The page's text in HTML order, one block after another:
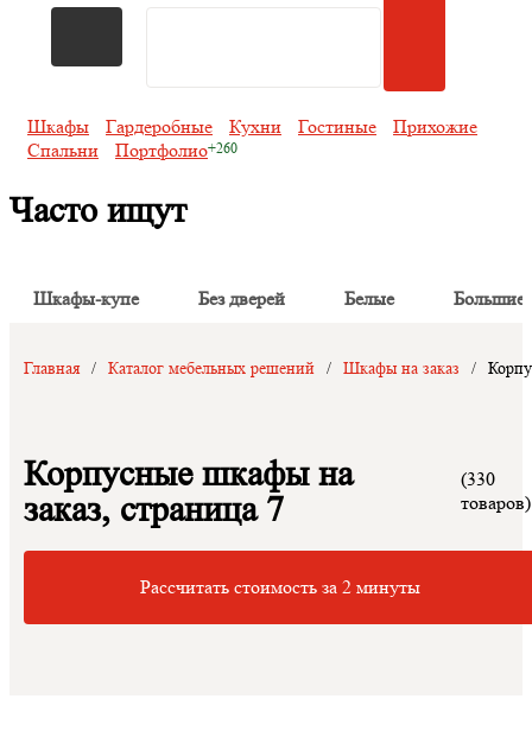
Шкафы Гардеробные Кухни Гостиные
Прихожие
Спальни
Портфолио
Часто ищут
Шкафы-купе Без дверей Белые Большие
Главная / Каталог мебельных решений / Шкафы на заказ /
Корпусные шкафы на
заказ, страница 7
(330
товаров)
Рассчитать стоимость за 2 минуты